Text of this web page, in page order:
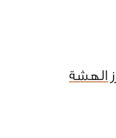
الهشة